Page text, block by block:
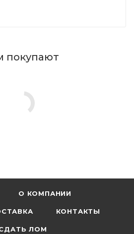
покупают
О КОМПАНИИ
КОНТАКТЫ
ЛОМ